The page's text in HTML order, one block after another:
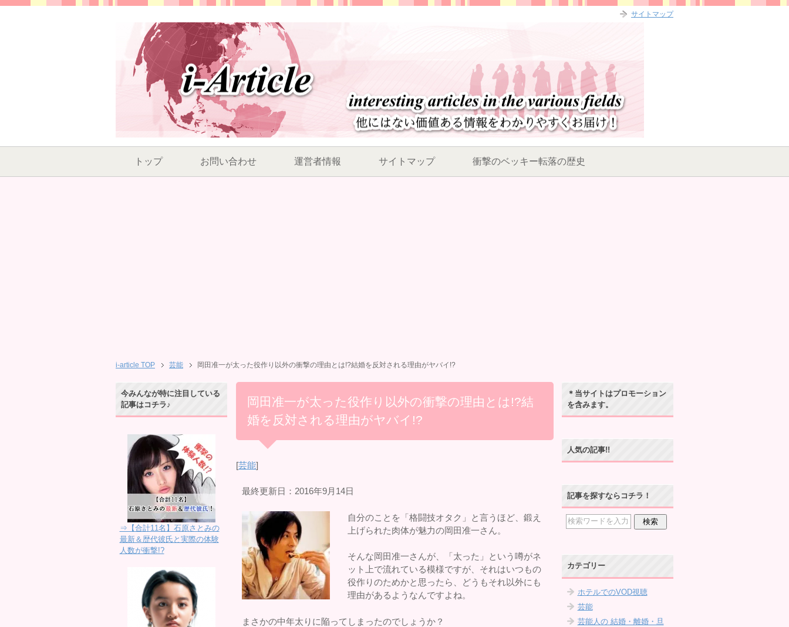
トップ お問い合わせ 運営者情報 サイトマップ 衝撃のベッキー転落の歴史
i-article TOP 芸能 岡田准一が太った役作り以外の衝撃の理由とは!?結婚を反対される理由がヤバイ!?
岡田准一が太った役作り以外の衝撃の理由とは!?結
婚を反対される理由がヤバイ!?
[芸能]
最終更新日：2016年9月14日
自分のことを「格闘技オタク」と言うほど、鍛え
上げられた肉体が魅力の岡田准一さん。
そんな岡田准一さんが、「太った」という噂がネ
ット上で流れている模様ですが、それはいつもの
役作りのためかと思ったら、どうもそれ以外にも
理由があるようなんですよね。
まさかの中年太りに陥ってしまったのでしょうか？
今みんなが特に注目している
記事はコチラ♪
⇒【合計11名】石原さとみの
最新＆歴代彼氏と実際の体験
人数が衝撃!?
＊当サイトはプロモーション
を含みます。
人気の記事!!
記事を探すならコチラ！
カテゴリー
ホテルでのVOD視聴
芸能
芸能人の 結婚・離婚・旦
サイトマップ